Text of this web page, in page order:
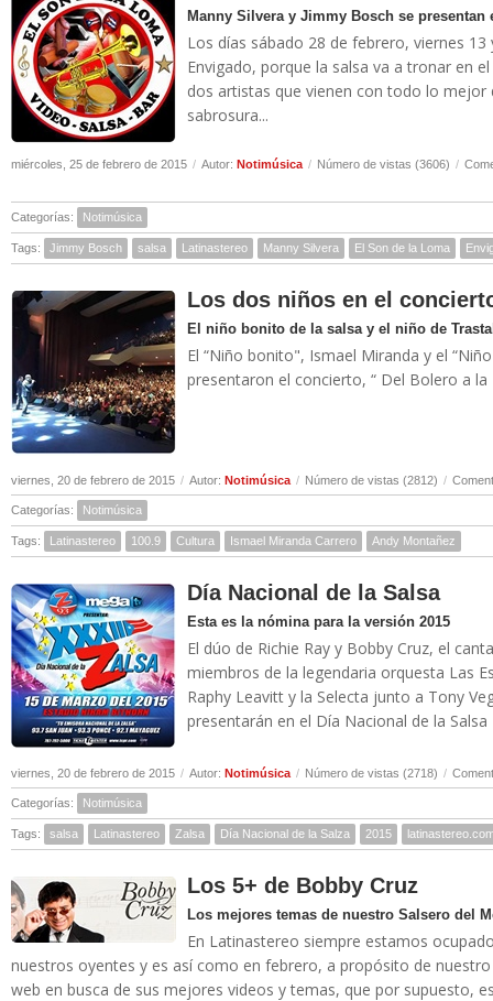
Manny Silvera y Jimmy Bosch se presentan
Los días sábado 28 de febrero, viernes
Envigado, porque la salsa va a tronar en
dos artistas que vienen con todo lo
sabrosura...
miércoles, 25 de febrero de 2015 / Autor: Notimúsica / Número de vistas (3606) /
Categorías: Notimúsica
Tags: Jimmy Bosch salsa Latinastereo Manny Silvera El Son de la Loma
Los dos niños en el
El niño bonito de la salsa y el niño de
El “Niño bonito", Ismael Miranda y el
presentaron el concierto, “ Del Bolero a la
viernes, 20 de febrero de 2015 / Autor: Notimúsica / Número de vistas (2812) /
Categorías: Notimúsica
Tags: Latinastereo 100.9 Cultura Ismael Miranda Carrero Andy Montañez
Día Nacional de la Salsa
Esta es la nómina para la versión 2015
El dúo de Richie Ray y Bobby Cruz, el
miembros de la legendaria orquesta Las
Raphy Leavitt y la Selecta junto a Tony
presentarán en el Día Nacional de la Salsa
viernes, 20 de febrero de 2015 / Autor: Notimúsica / Número de vistas (2718) /
Categorías: Notimúsica
Tags: salsa Latinastereo Zalsa Día Nacional de la Salza 2015
Los 5+ de Bobby Cruz
Los mejores temas de nuestro Salsero del
En Latinastereo siempre estamos
nuestros oyentes y es así como en febrero, a propósito de
web en busca de sus mejores videos y temas, que por supuesto,